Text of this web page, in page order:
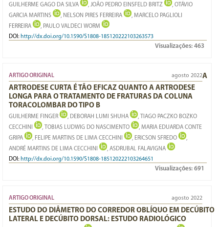
GUILHERME GAGO DA SILVA , JOÃO PEDRO EINSFELD BRITZ
, OTÁVIO
GARCIA MARTINS
, NELSON PIRES FERREIRA
, MARCELO PAGLIOLI
FERREIRA
, PAULO VALDECI WORM
DOI: http://dx.doi.org/10.1590/S1808-185120222103263573
Visualizações: 463
ARTIGO ORIGINAL agosto 2022A
ARTRODESE CURTA É TÃO EFICAZ QUANTO A ARTRODESE
LONGA PARA O TRATAMENTO DE FRATURAS DA COLUNA
TORACOLOMBAR DO TIPO B
GUILHERME FINGER , DEBORAH LUMI SHUHA
, TIAGO PACZKO BOZKO
CECCHINI
, TOBIAS LUDWIG DO NASCIMENTO
, MARIA EDUARDA CONTE
GRIPA
, FELIPE MARTINS DE LIMA CECCHINI , ERICSON SFREDO
,
ANDRÉ MARTINS DE LIMA CECCHINI
, ASDRUBAL FALAVIGNA
DOI: http://dx.doi.org/10.1590/S1808-185120222103264651
Visualizações: 691
ARTIGO ORIGINAL agosto 2022
ESTUDO DO DIÂMETRO DO CORREDOR OBLÍQUO EM DECÚBITO
LATERAL E DECÚBITO DORSAL: ESTUDO RADIOLÓGICO